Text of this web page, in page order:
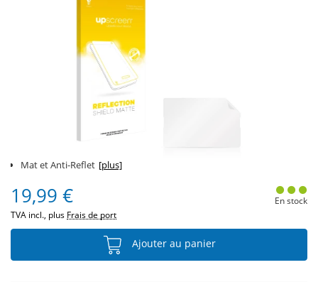
Mat et Anti-Reflet [plus]
19,99 €
TVA incl., plus Frais de port
En stock
Ajouter au panier